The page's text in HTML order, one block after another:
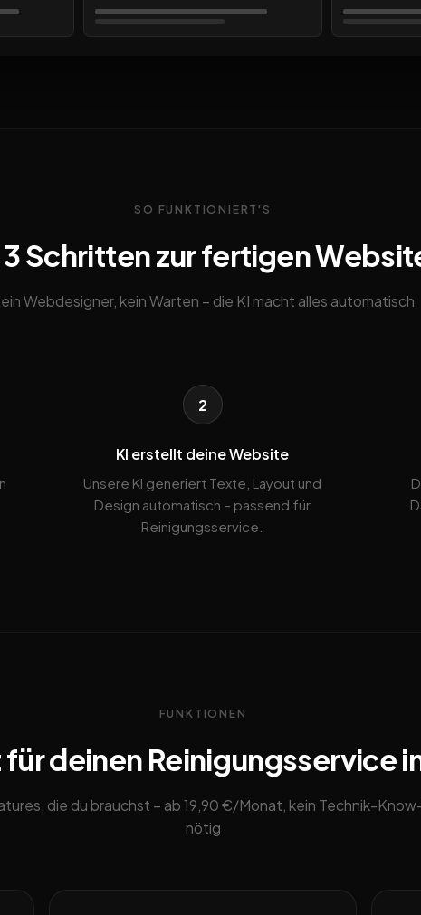
SO FUNKTIONIERT'S
3 Schritten zur fertigen
Webdesigner, kein Warten – die KI macht alles automatisch
2
KI erstellt deine Website
Unsere KI generiert Texte, Layout und
Design automatisch – passend für
Reinigungsservice.
FUNKTIONEN
deinen Reinigungsservice
die du brauchst – ab 19,90 €/Monat, kein Technik-
nötig